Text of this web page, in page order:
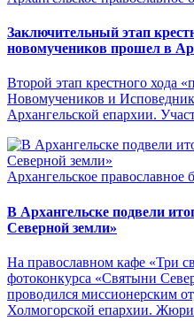
Заключительный этап
новомучеников прошел в
Второй этап крестного хода
Новомучеников и
Архангельской епархии.
Архангельское православное
В Архангельске подвели
Северной земли»
На православном кафе «Три
фотоконкурса «Святыни
проводился миссионерским
Холмогорской епархии.